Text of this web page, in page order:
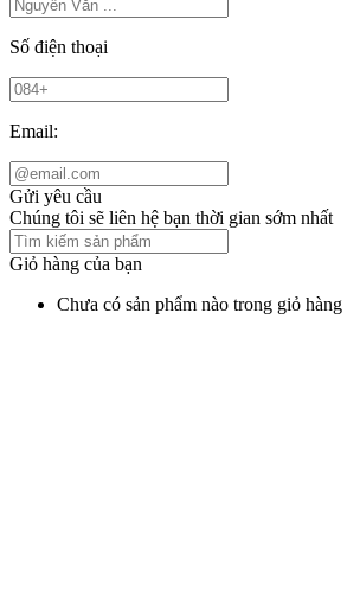
Số điện thoại
Email:
Gửi yêu cầu
Chúng tôi sẽ liên hệ bạn thời gian sớm nhất
Giỏ hàng của bạn
Chưa có sản phẩm nào trong giỏ hàng